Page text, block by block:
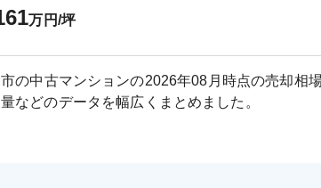
万円/坪
の中古マンションの2026年08月 時点の売却相
などのデータを幅広くまとめました。